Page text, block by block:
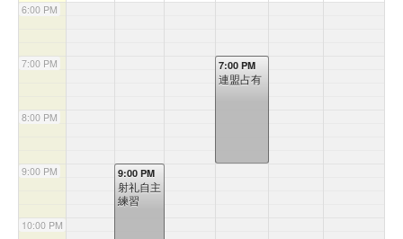
6:00 PM
7:00 PM
8:00 PM
9:00 PM
10:00 PM
9:00 PM
射礼自主
練習
7:00 PM
連盟占有